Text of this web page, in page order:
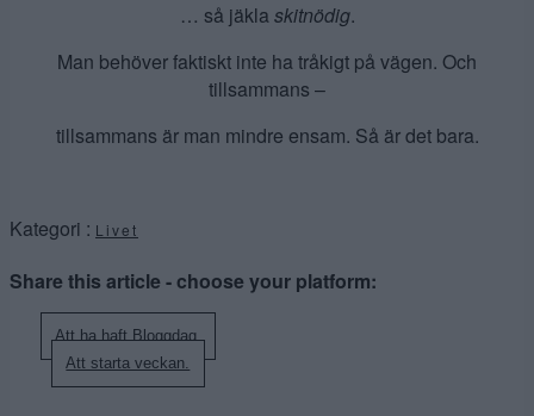
… så jäklaskitnödig.
Man behöver faktiskt inte ha tråkigt på vägen. Och
tillsammans –
tillsammans är man mindre ensam. Så är det bara.
Kategori : Livet
Share this article - choose your platform:
Inläggsnavigering
Att ha haft Bloggdag.
Att starta veckan.